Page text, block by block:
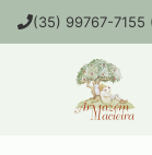
(35) 99767-